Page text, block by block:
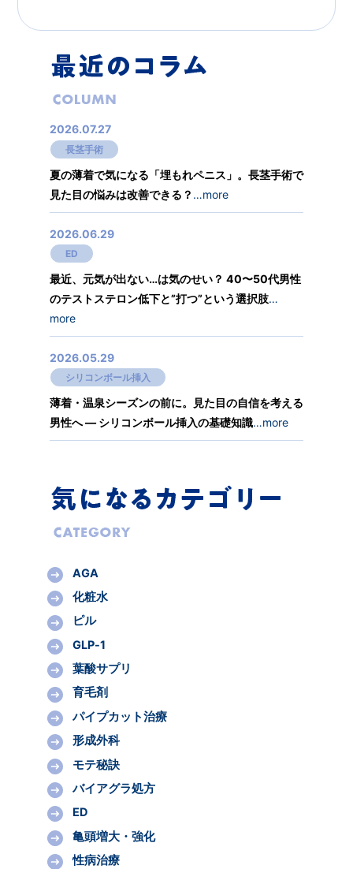
2026.07.27
長茎手術
夏の薄着で気になる「埋もれペニス」。長茎手術で
見た目の悩みは改善できる？ …more
2026.06.29
ED
最近、元気が出ない…は気のせい？ 40〜50代男性
のテストステロン低下と”打つ”という選択肢…
more
2026.05.29
シリコンボール挿入
薄着・温泉シーズンの前に。見た目の自信を考える
男性へ ― シリコンボール挿入の基礎知識…more
AGA
化粧水
ピル
GLP-1
葉酸サプリ
育毛剤
パイプカット治療
形成外科
モテ秘訣
バイアグラ処方
ED
亀頭増大・強化
性病治療